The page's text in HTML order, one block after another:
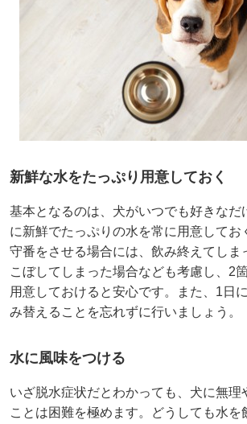
新鮮な水をたっぷり用意しておく
基本となるのは、犬がいつでも好きなだ
に新鮮でたっぷりの水を常に用意してお
守番をさせる場合には、飲み終えてしま
こぼしてしまった場合なども考慮し、2
用意しておけると安心です。また、1日
み替えることを忘れずに行いましょう。
水に風味をつける
いざ脱水症状だとわかっても、犬に無理
ことは困難を極めます。どうしても水を